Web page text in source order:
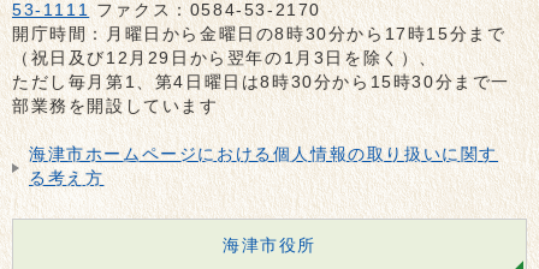
53-1111 ファクス：0584-53-2170
開庁時間：月曜日から金曜日の8時30分から17時15分まで
（祝日及び12月29日から翌年の1月3日を除く）、
ただし毎月第1、第4日曜日は8時30分から15時30分まで一
部業務を開設しています
海津市ホームページにおける個人情報の取り扱いに関す
る考え方
海津市役所